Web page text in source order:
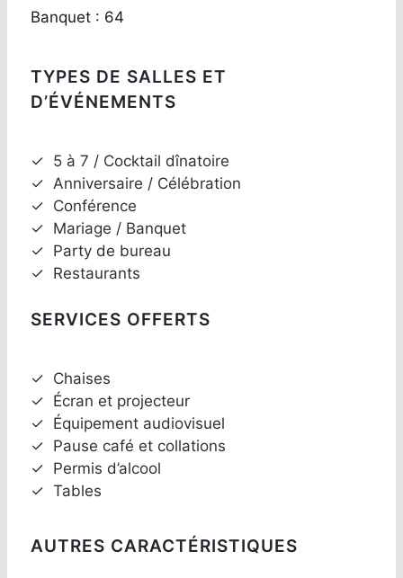
Banquet : 64
TYPES DE SALLES ET
D’ÉVÉNEMENTS
✓ 5 à 7 / Cocktail dînatoire
✓ Anniversaire / Célébration
✓ Conférence
✓ Mariage / Banquet
✓ Party de bureau
✓ Restaurants
SERVICES OFFERTS
✓ Chaises
✓ Écran et projecteur
✓ Équipement audiovisuel
✓ Pause café et collations
✓ Permis d’alcool
✓ Tables
AUTRES CARACTÉRISTIQUES